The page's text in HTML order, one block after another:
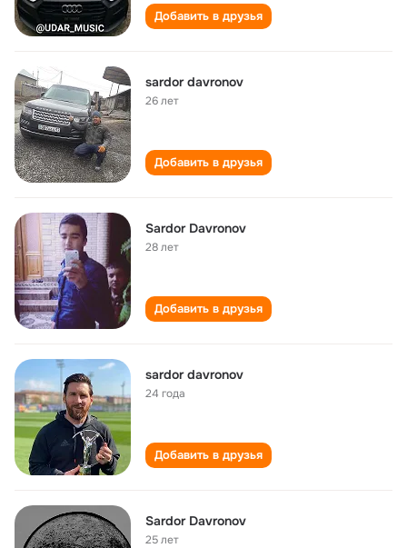
Добавить в друзья
sardor davronov
26 лет
Добавить в друзья
Sardor Davronov
28 лет
Добавить в друзья
sardor davronov
24 года
Добавить в друзья
Sardor Davronov
25 лет